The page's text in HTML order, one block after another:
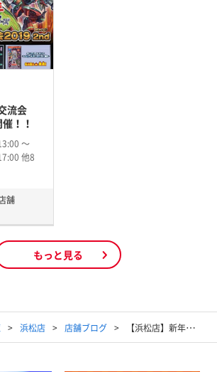
流会
！！
〜
他8
舗
もっと見る
浜松店 店舗ブログ 【浜松店】新年クジのお知らせ！